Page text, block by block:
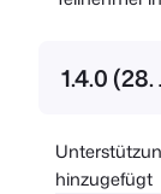
1.4.0
hinzugefügt